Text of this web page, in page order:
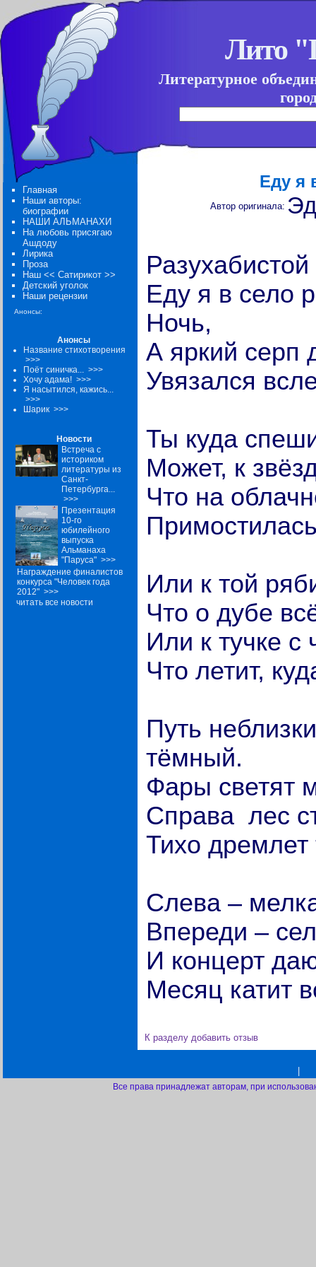
Лито
Литературное
Главная
Наши авторы:
биографии
НАШИ АЛЬМАНАХИ
На любовь присягаю
Ашдоду
Лирика
Проза
Наш << Сатирикот >>
Детский уголок
Наши рецензии
Анонсы:
Анонсы
Название стихотворения
>>>
Поёт синичка... >>>
Хочу адама! >>>
Я насытился, кажись...
>>>
Шарик >>>
Новости
Встреча с
историком
литературы из
Санкт-
Петербурга...
>>>
Презентация
10-го
юбилейного
выпуска
Альманаха
"Паруса" >>>
Награждение финалистов
конкурса "Человек года
2012" >>>
читать все новости
Еду я
Автор оригинала:
Еду я в село
Ночь,
А яркий серп
Увязался
Ты куда
Может, к
Что на
Или к той
Что о дубе
Или к тучке с
Что летит,
Путь
тёмный.
Фары светят
Справа лес
Тихо
Слева –
Впереди –
И концерт
Месяц катит
К разделу добавить отзыв
Все права принадлежат авторам, при